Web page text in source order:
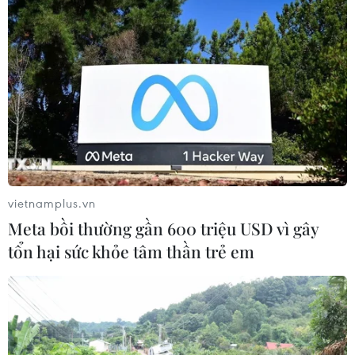
ASEAN Cup 2026: Indonesia tổn thất
lực lượng trước trận quyết đấu tuyển
Việt Nam
03/08/2026 07:21
Làn sóng phản đối lan khắp châu Âu,
FIFA đối diện yêu cầu cải tổ
03/08/2026 05:01
Nhận định Campuchia vs
Timor Leste: Trận chiến vì 3 điểm
danh dự cho "Các chiến binh
Angkor"
03/08/2026 03:30
vietnamplus.vn
Meta bồi thường gần 600 triệu USD vì gây
tổn hại sức khỏe tâm thần trẻ em